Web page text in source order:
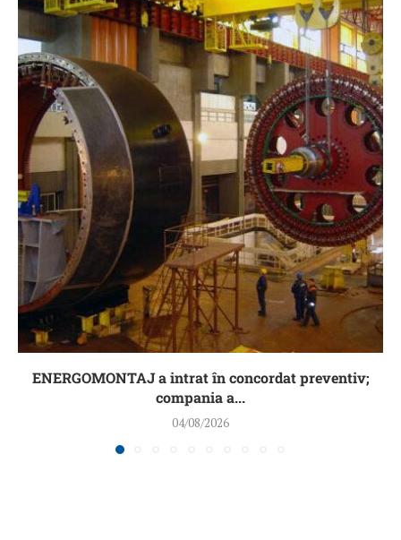
ENERGOMONTAJ a intrat în concordat preventiv;
compania a...
04/08/2026